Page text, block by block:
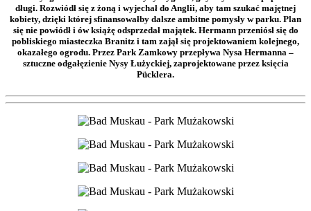
długi. Rozwiódł się z żoną i wyjechał do Anglii, aby tam szukać majętnej
kobiety, dzięki której sfinansowałby dalsze ambitne pomysły w parku. Plan
się nie powiódł i ów książę odsprzedał majątek. Hermann przeniósł się do
pobliskiego miasteczka Branitz i tam zajął się projektowaniem kolejnego,
okazałego ogrodu. Przez Park Zamkowy przepływa Nysa Hermanna –
sztuczne odgałęzienie Nysy Łużyckiej, zaprojektowane przez księcia
Pücklera.